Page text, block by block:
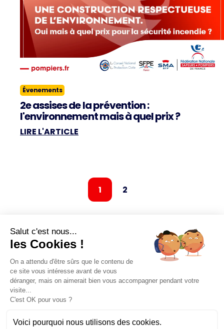
Évenements
2e assises de la prévention :
l'environnement mais à quel prix ?
LIRE L'ARTICLE
1 2
Votre fédération
Nos missions
Avantages adhérents
Couverture santé et solidaire
Solidarités Pompiers de France
Terroirs engagés
Salut c'est nous...
les Cookies !
On a attendu d'être sûrs que le contenu de
ce site vous intéresse avant de vous
déranger, mais on aimerait bien vous accompagner pendant votre
visite...
C'est OK pour vous ?
Voici pourquoi nous utilisons des cookies.